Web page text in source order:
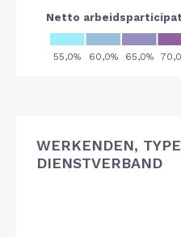
WERKENDEN, TYPE
DIENSTVERBAND